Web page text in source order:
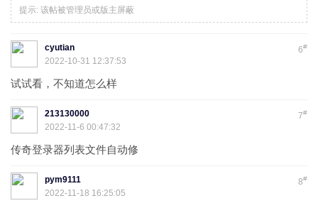
提示: 该帖被管理员或版主屏蔽
6#
cyutian
2022-10-31 12:37:53
试试看，不知道怎么样
7#
213130000
2022-11-6 00:47:32
传奇登录器列表文件自动修
8#
pym9111
2022-11-18 16:25:05